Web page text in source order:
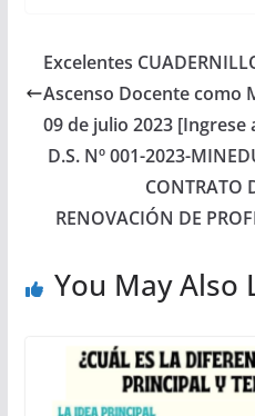
Excelentes
Ascenso Docente como
09 de julio 2023 [Ingrese
D.S. Nº 001-2023-
CONTRATO
RENOVACIÓN DE
You May Also